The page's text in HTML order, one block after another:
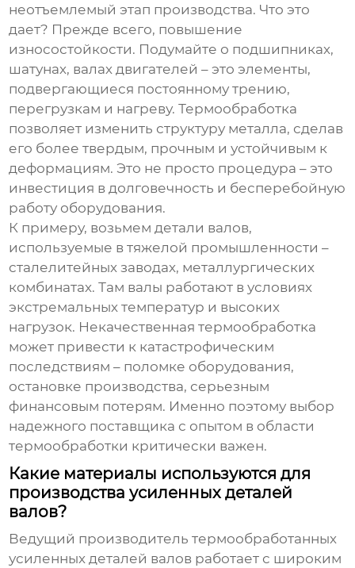
неотъемлемый этап производства. Что это
дает? Прежде всего, повышение
износостойкости. Подумайте о подшипниках,
шатунах, валах двигателей – это элементы,
подвергающиеся постоянному трению,
перегрузкам и нагреву. Термообработка
позволяет изменить структуру металла, сделав
его более твердым, прочным и устойчивым к
деформациям. Это не просто процедура – это
инвестиция в долговечность и бесперебойную
работу оборудования.
К примеру, возьмем детали валов,
используемые в тяжелой промышленности –
сталелитейных заводах, металлургических
комбинатах. Там валы работают в условиях
экстремальных температур и высоких
нагрузок. Некачественная термообработка
может привести к катастрофическим
последствиям – поломке оборудования,
остановке производства, серьезным
финансовым потерям. Именно поэтому выбор
надежного поставщика с опытом в области
термообработки критически важен.
Какие материалы используются для
производства усиленных деталей
валов?
Ведущий производитель термообработанных
усиленных деталей валов работает с широким